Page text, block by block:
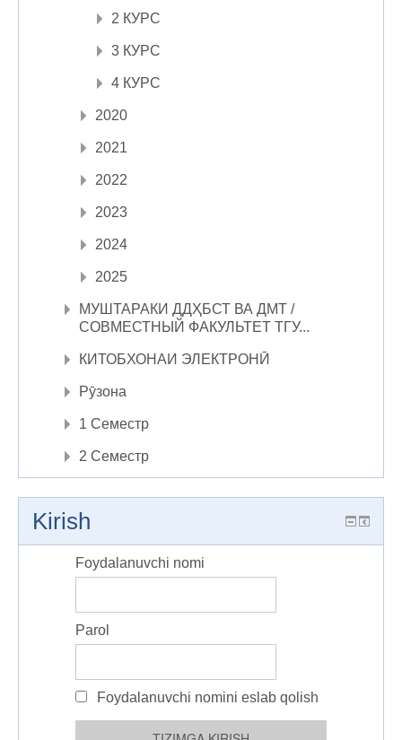
2 КУРС
3 КУРС
4 КУРС
2020
2021
2022
2023
2024
2025
МУШТАРАКИ ДДҲБСТ ВА ДМТ /
СОВМЕСТНЫЙ ФАКУЛЬТЕТ ТГУ...
КИТОБХОНАИ ЭЛЕКТРОНӢ
Рӯзона
1 Семестр
2 Семестр
Kirish
Foydalanuvchi nomi
Parol
Foydalanuvchi nomini eslab qolish